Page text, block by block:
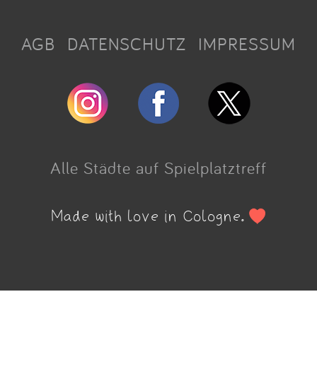
AGB DATENSCHUTZ IMPRESSUM
Alle Städte auf Spielplatztreff
Made with love in Cologne.